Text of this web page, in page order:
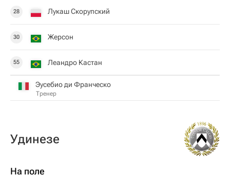
28 Лукаш Скорупский
30 Жерсон
55 Леандро Кастан
Эусебио ди Франческо
Тренер
Удинезе
На поле